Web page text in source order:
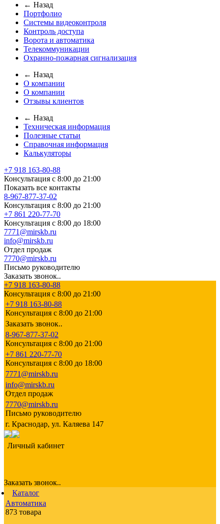
← Назад
Портфолио
Системы видеоконтроля
Контроль доступа
Ворота и автоматика
Телекоммуникации
Охранно-пожарная сигнализация
← Назад
О компании
О компании
Отзывы клиентов
← Назад
Техническая информация
Полезные статьи
Справочная информация
Калькуляторы
+7 918 163-80-88
Консультация с 8:00 до 21:00
Показать все контакты
8-967-877-37-02
Консультация с 8:00 до 21:00
+7 861 220-77-70
Консультация с 8:00 до 18:00
7771@mirskb.ru
info@mirskb.ru
Отдел продаж
7770@mirskb.ru
Письмо руководителю
Заказать звонок..
+7 918 163-80-88
Консультация с 8:00 до 21:00
+7 918 163-80-88
Консультация с 8:00 до 21:00
Заказать звонок..
8-967-877-37-02
Консультация с 8:00 до 21:00
+7 861 220-77-70
Консультация с 8:00 до 18:00
7771@mirskb.ru
info@mirskb.ru
Отдел продаж
7770@mirskb.ru
Письмо руководителю
г. Краснодар, ул. Каляева 147
Личный кабинет
Заказать звонок..
Каталог
Автоматика
873 товара